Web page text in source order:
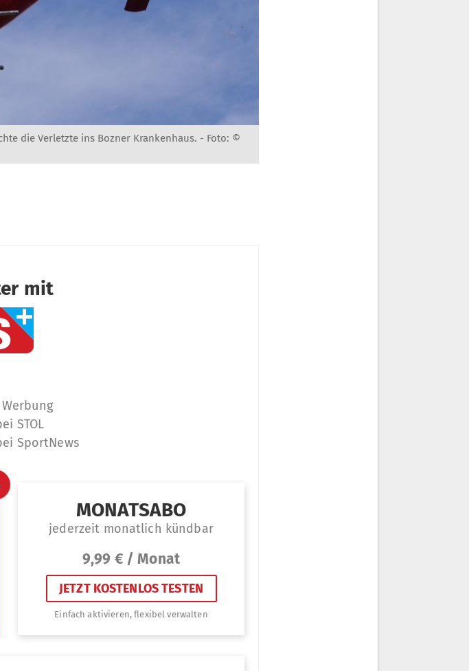
die Verletzte ins Bozner Krankenhaus. - Foto: ©